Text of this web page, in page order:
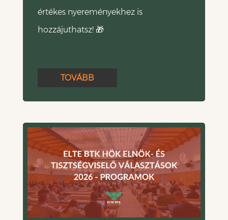
értékes nyereményekhez is
hozzájuthatsz! 🎁
TOVÁBB